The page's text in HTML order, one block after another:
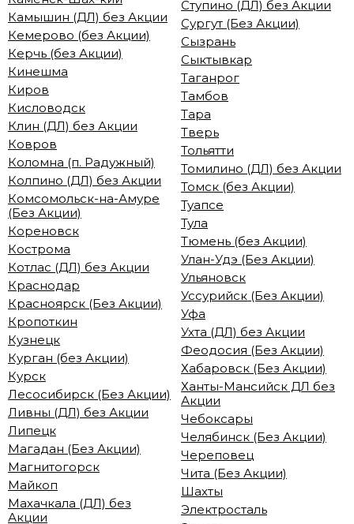
Камышин (ДЛ) без Акции
Кемерово (без Акции)
Керчь (без Акции)
Кинешма
Киров
Кисловодск
Клин (ДЛ) без Акции
Ковров
Коломна (п. Радужный)
Колпино (ДЛ) без Акции
Комсомольск-на-Амуре
(Без Акции)
Кореновск
Кострома
Котлас (ДЛ) без Акции
Краснодар
Красноярск (Без Акции)
Кропоткин
Кузнецк
Курган (без Акции)
Курск
Лесосибирск (Без Акции)
Ливны (ДЛ) без Акции
Липецк
Магадан (Без Акции)
Магнитогорск
Майкоп
Махачкала (ДЛ) без
Акции
Ступино (ДЛ) без Акции
Сургут (Без Акции)
Сызрань
Сыктывкар
Таганрог
Тамбов
Тара
Тверь
Тольятти
Томилино (ДЛ) без Акции
Томск (без Акции)
Туапсе
Тула
Тюмень (без Акции)
Улан-Удэ (Без Акции)
Ульяновск
Уссурийск (Без Акции)
Уфа
Ухта (ДЛ) без Акции
Феодосия (Без Акции)
Хабаровск (Без Акции)
Ханты-Мансийск ДЛ без
Акции
Чебоксары
Челябинск (Без Акции)
Череповец
Чита (Без Акции)
Шахты
Электросталь